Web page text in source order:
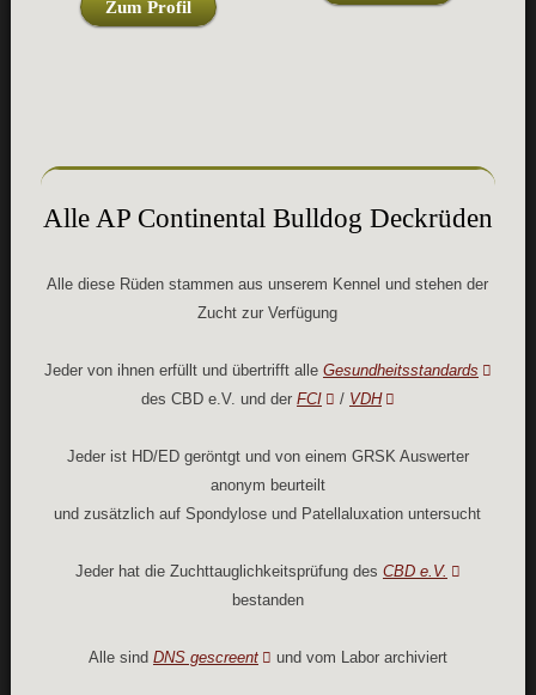
Zum Profil
Alle AP Continental Bulldog Deckrüden
Alle diese Rüden stammen aus unserem Kennel und stehen der
Zucht zur Verfügung
Jeder von ihnen erfüllt und übertrifft alle Gesundheitsstandards
des CBD e.V. und der FCI / VDH
Jeder ist HD/ED geröntgt und von einem GRSK Auswerter
anonym beurteilt
und zusätzlich auf Spondylose und Patellaluxation untersucht
Jeder hat die Zuchttauglichkeitsprüfung des CBD e.V.
bestanden
Alle sind DNS gescreent und vom Labor archiviert